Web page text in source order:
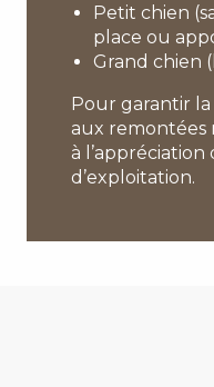
Petit chien
place ou
Grand chien
Pour garantir la
aux remontées
à l’appréciation
d’exploitation.